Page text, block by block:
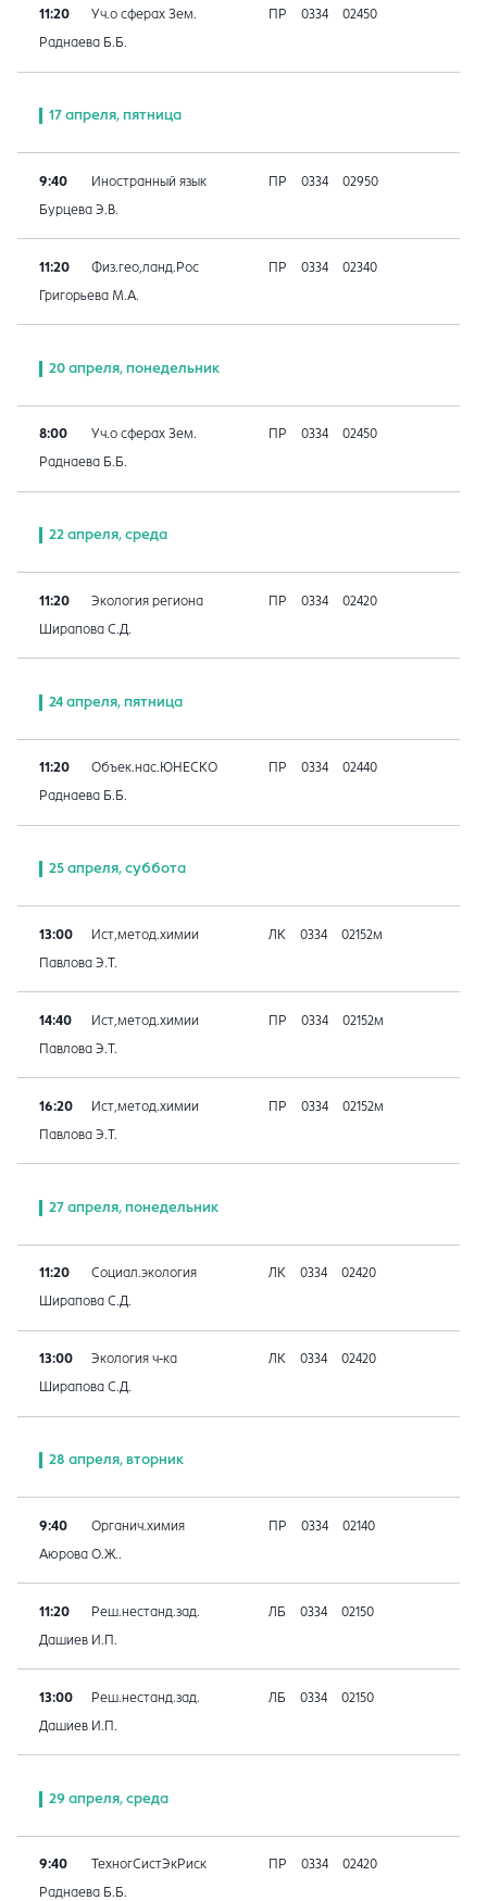
11:20 Уч.о сферах Зем. ПР 0334 02450
Раднаева Б.Б.
17 апреля, пятница
9:40 Иностранный язык ПР 0334 02950
Бурцева Э.В.
11:20 Физ.гео,ланд.Рос ПР 0334 02340
Григорьева М.А.
20 апреля, понедельник
8:00 Уч.о сферах Зем. ПР 0334 02450
Раднаева Б.Б.
22 апреля, среда
11:20 Экология региона ПР 0334 02420
Ширапова С.Д.
24 апреля, пятница
11:20 Объек.нас.ЮНЕСКО ПР 0334 02440
Раднаева Б.Б.
25 апреля, суббота
13:00 Ист,метод.химии ЛК 0334 02152м
Павлова Э.Т.
14:40 Ист,метод.химии ПР 0334 02152м
Павлова Э.Т.
16:20 Ист,метод.химии ПР 0334 02152м
Павлова Э.Т.
27 апреля, понедельник
11:20 Социал.экология ЛК 0334 02420
Ширапова С.Д.
13:00 Экология ч-ка ЛК 0334 02420
Ширапова С.Д.
28 апреля, вторник
9:40 Органич.химия ПР 0334 02140
Аюрова О.Ж..
11:20 Реш.нестанд.зад. ЛБ 0334 02150
Дашиев И.П.
13:00 Реш.нестанд.зад. ЛБ 0334 02150
Дашиев И.П.
29 апреля, среда
9:40 ТехногСистЭкРиск ПР 0334 02420
Раднаева Б.Б.